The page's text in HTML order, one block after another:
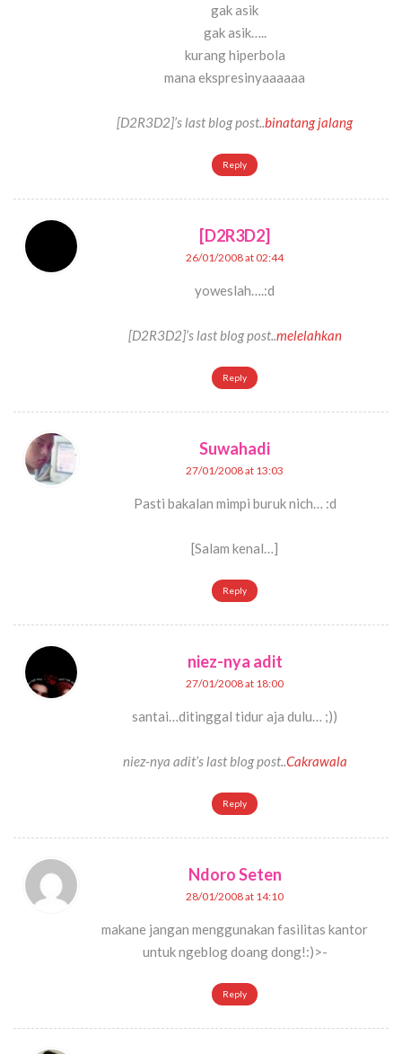
gak asik
gak asik…..
kurang hiperbola
mana ekspresinyaaaaaa
[D2R3D2]’s last blog post..binatang jalang
Reply
[D2R3D2]
26/01/2008 at 02:44
yoweslah….:d
[D2R3D2]’s last blog post..melelahkan
Reply
Suwahadi
27/01/2008 at 13:03
Pasti bakalan mimpi buruk nich… :d
[Salam kenal…]
Reply
niez-nya adit
27/01/2008 at 18:00
santai…ditinggal tidur aja dulu… ;))
niez-nya adit’s last blog post..Cakrawala
Reply
Ndoro Seten
28/01/2008 at 14:10
makane jangan menggunakan fasilitas kantor
untuk ngeblog doang dong!:)>-
Reply